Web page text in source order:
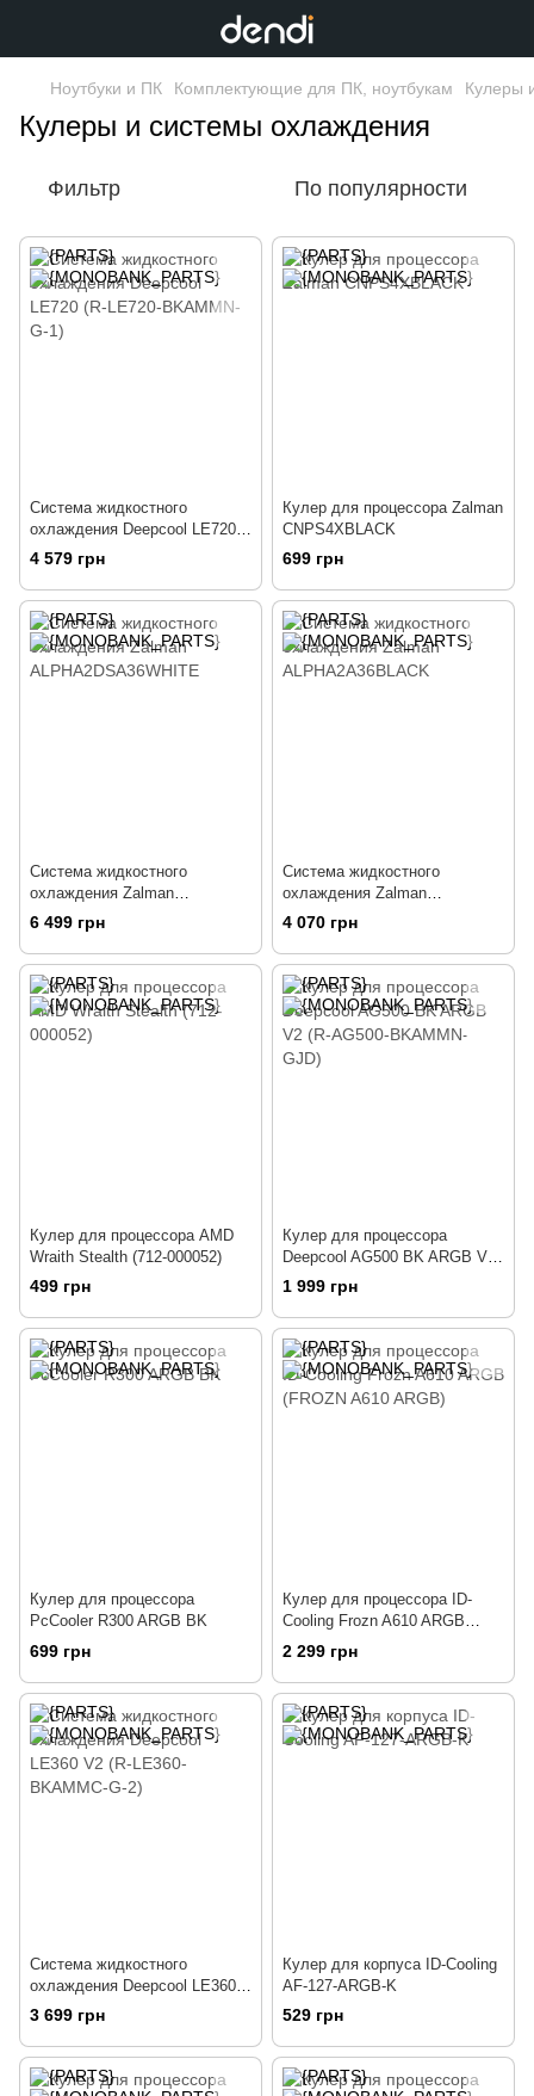
Ноутбуки и ПК Комплектующие для ПК, ноутбукам Кулеры
Кулеры и системы охлаждения
Фильтр По популярности
Система жидкостного
охлаждения Deepcool LE720
(R-LE720-BKAMMN-G-1)
4 579 грн
Кулер для процессора Zalman
CNPS4XBLACK
699 грн
Система жидкостного
охлаждения Zalman
ALPHA2DSA36WHITE
6 499 грн
Система жидкостного
охлаждения Zalman
ALPHA2A36BLACK
4 070 грн
Кулер для процессора AMD
Wraith Stealth (712-000052)
499 грн
Кулер для процессора
Deepcool AG500 BK ARGB V2
(R-AG500-BKAMMN-GJD)
1 999 грн
Кулер для процессора
PcCooler R300 ARGB BK
699 грн
Кулер для процессора ID-
Cooling Frozn A610 ARGB
(FROZN A610 ARGB)
2 299 грн
Система жидкостного
охлаждения Deepcool LE360
V2 (R-LE360-BKAMMC-G-2)
3 699 грн
Кулер для корпуса ID-Cooling
AF-127-ARGB-K
529 грн